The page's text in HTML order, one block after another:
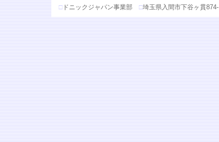
□ ドニックジャパン事業部 □埼玉県入間市下谷ヶ貫